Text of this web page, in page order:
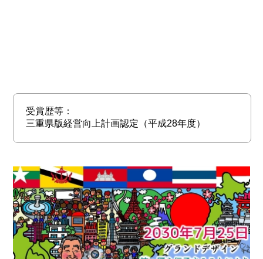
受賞歴等：
三重県版経営向上計画認定（平成28年度）